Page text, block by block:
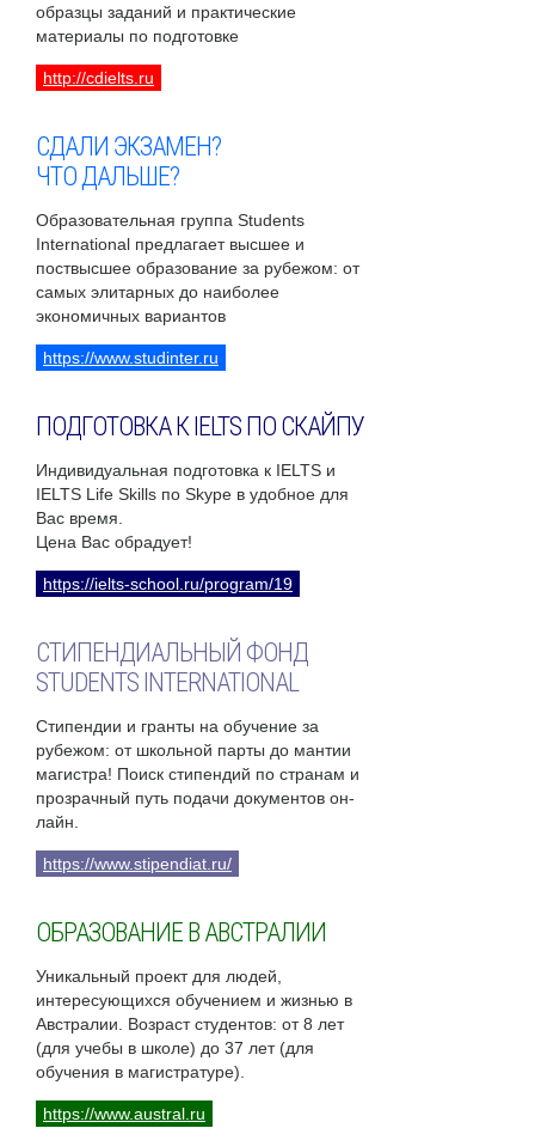
образцы заданий и практические
материалы по подготовке
http://cdielts.ru
СДАЛИ ЭКЗАМЕН?
ЧТО ДАЛЬШЕ?
Образовательная группа Students
International предлагает высшее и
поствысшее образование за рубежом: от
самых элитарных до наиболее
экономичных вариантов
https://www.studinter.ru
ПОДГОТОВКА К IELTS ПО СКАЙПУ
Индивидуальная подготовка к IELTS и
IELTS Life Skills по Skype в удобное для
Вас время.
Цена Вас обрадует!
https://ielts-school.ru/program/19
СТИПЕНДИАЛЬНЫЙ ФОНД
STUDENTS INTERNATIONAL
Стипендии и гранты на обучение за
рубежом: от школьной парты до мантии
магистра! Поиск стипендий по странам и
прозрачный путь подачи документов он-
лайн.
https://www.stipendiat.ru/
ОБРАЗОВАНИЕ В АВСТРАЛИИ
Уникальный проект для людей,
интересующихся обучением и жизнью в
Австралии. Возраст студентов: от 8 лет
(для учебы в школе) до 37 лет (для
обучения в магистратуре).
https://www.austral.ru